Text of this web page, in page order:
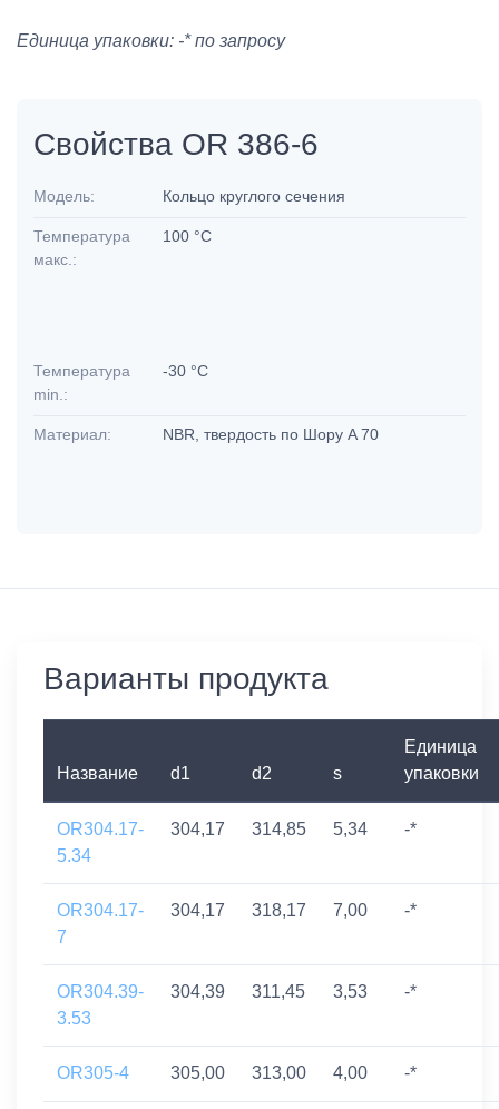
Единица упаковки: -* по запросу
Свойства OR 386-6
Модель: Кольцо круглого сечения
Температура
макс.:
100 °C
Температура
min.:
-30 °C
Материал: NBR, твердость по Шору A 70
Варианты продукта
Название d1 d2 s
Единица
упаковки
OR304.17-
5.34
304,17 314,85 5,34 -*
OR304.17-
7
304,17 318,17 7,00 -*
OR304.39-
3.53
304,39 311,45 3,53 -*
OR305-4 305,00 313,00 4,00 -*